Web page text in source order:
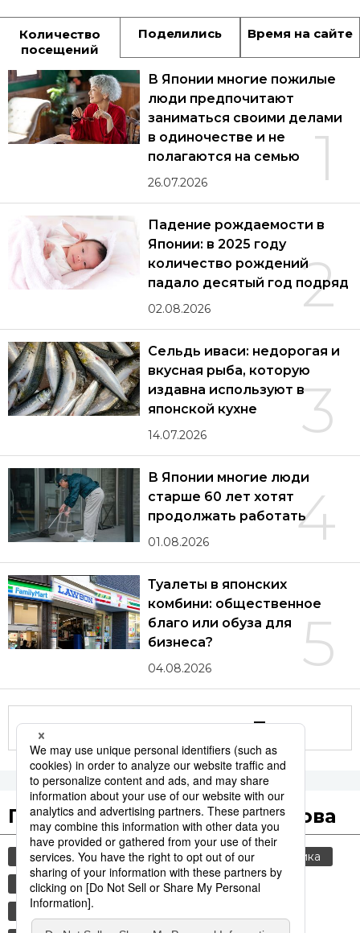
Количество
посещений
Поделились Время на сайте
1
В Японии многие пожилые
люди предпочитают
заниматься своими делами
в одиночестве и не
полагаются на семью
26.07.2026
2
Падение рождаемости в
Японии: в 2025 году
количество рождений
падало десятый год подряд
02.08.2026
3
Сельдь иваси: недорогая и
вкусная рыба, которую
издавна используют в
японской кухне
14.07.2026
4
В Японии многие люди
старше 60 лет хотят
продолжать работать
01.08.2026
5
Туалеты в японских
комбини: общественное
благо или обуза для
бизнеса?
04.08.2026
Другие статьи по теме
Популярные поисковые слова
общество культура jiji press
политика
экономика
история
туризм
технологии